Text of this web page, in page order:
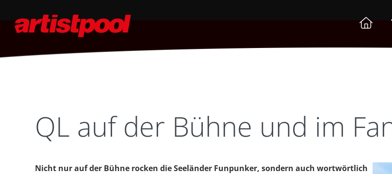
QL auf der Bühne und im
Nicht nur auf der Bühne rocken die Seeländer Funpunker, sondern auch wortwörtlich